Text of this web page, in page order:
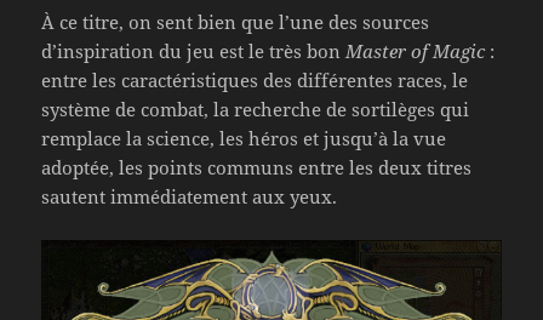
À ce titre, on sent bien que l’une des sources
d’inspiration du jeu est le très bon Master of Magic :
entre les caractéristiques des différentes races, le
système de combat, la recherche de sortilèges qui
remplace la science, les héros et jusqu’à la vue
adoptée, les points communs entre les deux titres
sautent immédiatement aux yeux.